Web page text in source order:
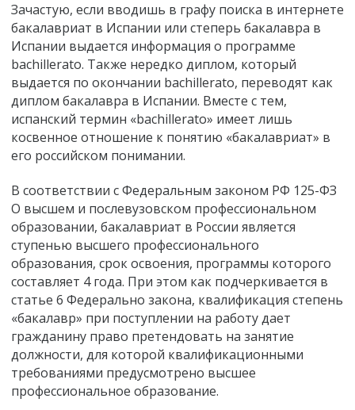
Зачастую, если вводишь в графу поиска в интернете
бакалавриат в Испании или степерь бакалавра в
Испании выдается информация о программе
bachillerato. Также нередко диплом, который
выдается по окончании bachillerato, переводят как
диплом бакалавра в Испании. Вместе с тем,
испанский термин «bachillerato» имеет лишь
косвенное отношение к понятию «бакалавриат» в
его российском понимании.
В соответствии с Федеральным законом РФ 125-ФЗ
О высшем и послевузовском профессиональном
образовании, бакалавриат в России является
ступенью высшего профессионального
образования, срок освоения, программы которого
составляет 4 года. При этом как подчеркивается в
статье 6 Федерально закона, квалификация степень
«бакалавр» при поступлении на работу дает
гражданину право претендовать на занятие
должности, для которой квалификационными
требованиями предусмотрено высшее
профессиональное образование.